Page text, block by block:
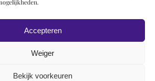
Accepteren
Weiger
Bekijk voorkeuren